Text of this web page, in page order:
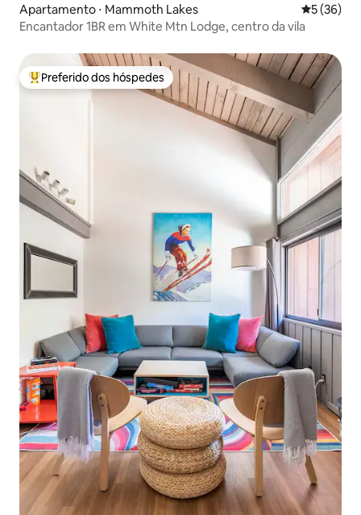
Apartamento ⋅ Mammoth Lakes 5 de uma
5 (36)
Encantador 1BR em White Mtn Lodge, centro da vila
Entre os melhores preferidos dos hóspedes
Preferido dos hóspedes